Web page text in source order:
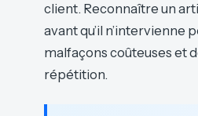
client. Reconnaître un
avant qu’il n’intervienne
malfaçons coûteuses et
répétition.